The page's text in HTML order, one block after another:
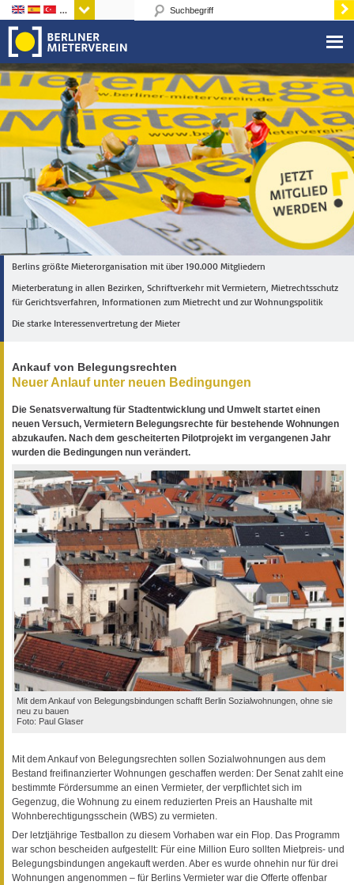
Sprachen
Berlins größte Mieterorganisation mit über 190.000 Mitgliedern
Mieterberatung in allen Bezirken, Schriftverkehr mit Vermietern, Mietrechtsschutz
für Gerichtsverfahren, Informationen zum Mietrecht und zur Wohnungspolitik
Die starke Interessenvertretung der Mieter
Ankauf von Belegungsrechten
Neuer Anlauf unter neuen Bedingungen
Die Senatsverwaltung für Stadtentwicklung und Umwelt startet einen
neuen Versuch, Vermietern Belegungsrechte für bestehende Wohnungen
abzukaufen. Nach dem gescheiterten Pilotprojekt im vergangenen Jahr
wurden die Bedingungen nun verändert.
Mit dem Ankauf von Belegungsbindungen schafft Berlin Sozialwohnungen, ohne sie
neu zu bauen
Foto: Paul Glaser
Mit dem Ankauf von Belegungsrechten sollen Sozialwohnungen aus dem
Bestand freifinanzierter Wohnungen geschaffen werden: Der Senat zahlt eine
bestimmte Fördersumme an einen Vermieter, der verpflichtet sich im
Gegenzug, die Wohnung zu einem reduzierten Preis an Haushalte mit
Wohnberechtigungsschein (WBS) zu vermieten.
Der letztjährige Testballon zu diesem Vorhaben war ein Flop. Das Programm
war schon bescheiden aufgestellt: Für eine Million Euro sollten Mietpreis- und
Belegungsbindungen angekauft werden. Aber es wurde ohnehin nur für drei
Wohnungen angenommen – für Berlins Vermieter war die Offerte offenbar